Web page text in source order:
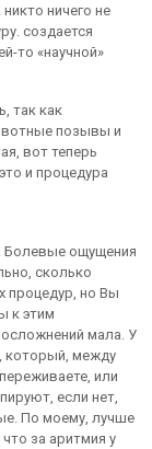
ничего не
создается
то «научной»
так как
позывы и
вот теперь
и процедура
Болевые ощущения
сколько
процедур, но Вы
к этим
мала. У
который, между
или
если нет,
По моему, лучше
за аритмия у